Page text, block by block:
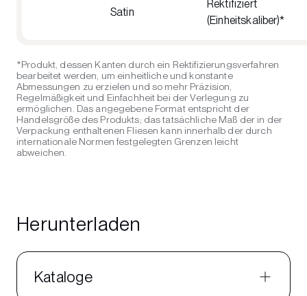
Satin
Rektifiziert
(Einheitskaliber)*
*Produkt, dessen Kanten durch ein Rektifizierungsverfahren
bearbeitet werden, um einheitliche und konstante
Abmessungen zu erzielen und so mehr Präzision,
Regelmäßigkeit und Einfachheit bei der Verlegung zu
ermöglichen. Das angegebene Format entspricht der
Handelsgröße des Produkts; das tatsächliche Maß der in der
Verpackung enthaltenen Fliesen kann innerhalb der durch
internationale Normen festgelegten Grenzen leicht
abweichen.
Herunterladen
Kataloge